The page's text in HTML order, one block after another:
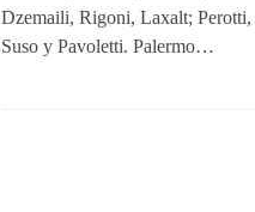
Dzemaili, Rigoni, Laxalt; Perotti,
Suso y Pavoletti. Palermo…